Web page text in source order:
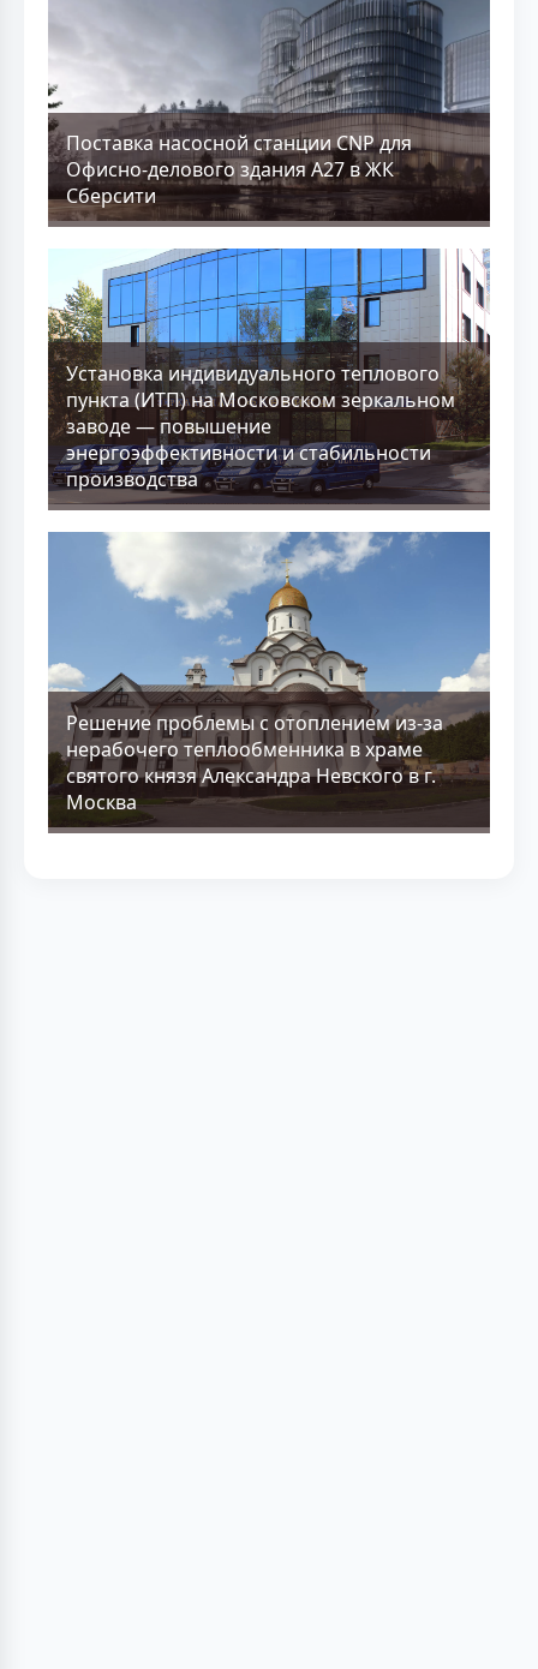
Поставка насосной станции CNP для
Офисно-делового здания А27 в ЖК
Сберсити
Установка индивидуального теплового
пункта (ИТП) на Московском зеркальном
заводе — повышение
энергоэффективности и стабильности
производства
Решение проблемы с отоплением из-за
нерабочего теплообменника в храме
святого князя Александра Невского в г.
Москва